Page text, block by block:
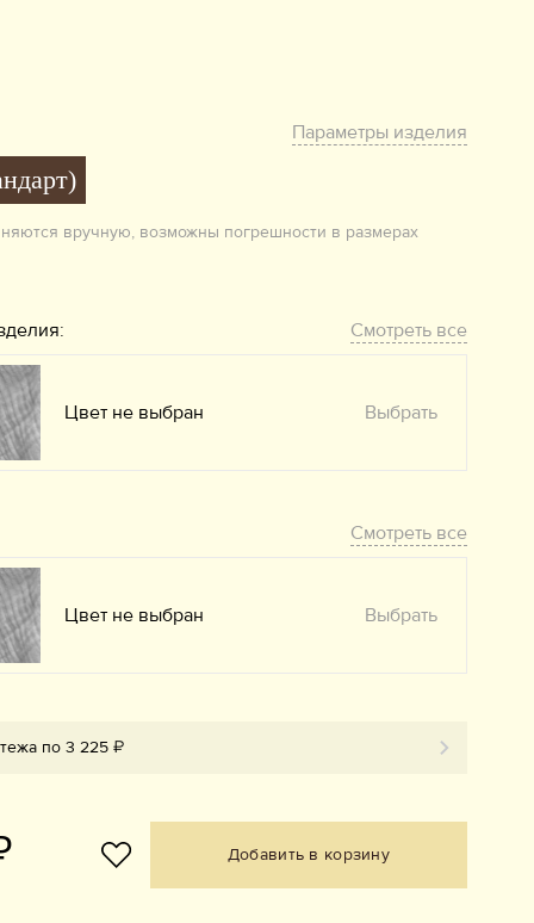
Параметры изделия
вручную, возможны погрешности в размерах
Смотреть все
Цвет не выбран Выбрать
Смотреть все
Цвет не выбран Выбрать
по 3 225 ₽
Добавить в корзину